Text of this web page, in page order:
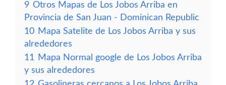
9 Otros Mapas de Los Jobos Arriba en
Provincia de San Juan - Dominican Republic
10 Mapa Satelite de Los Jobos Arriba y sus
alrededores
11
Mapa Normal google de Los Jobos Arriba
y sus alrededores